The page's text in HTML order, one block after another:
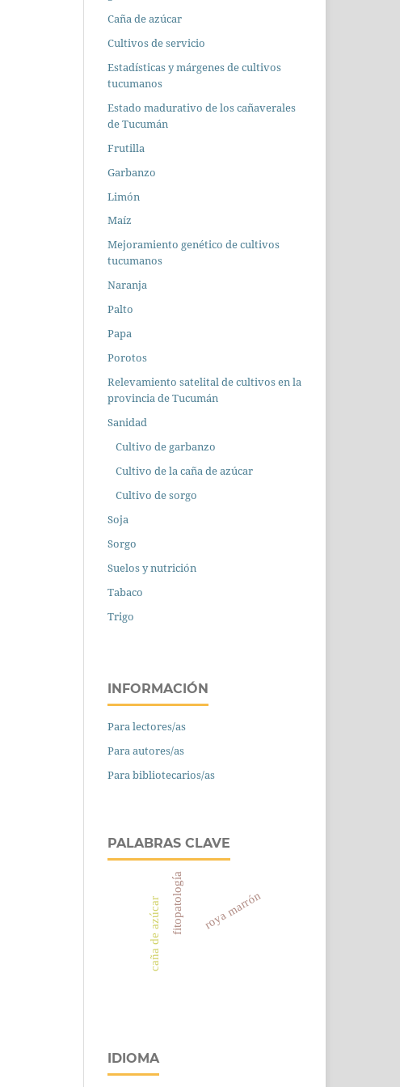
Caña de azúcar
Cultivos de servicio
Estadísticas y márgenes de cultivos
tucumanos
Estado madurativo de los cañaverales
de Tucumán
Frutilla
Garbanzo
Limón
Maíz
Mejoramiento genético de cultivos
tucumanos
Naranja
Palto
Papa
Porotos
Relevamiento satelital de cultivos en la
provincia de Tucumán
Sanidad
Cultivo de garbanzo
Cultivo de la caña de azúcar
Cultivo de sorgo
Soja
Sorgo
Suelos y nutrición
Tabaco
Trigo
INFORMACIÓN
Para lectores/as
Para autores/as
Para bibliotecarios/as
PALABRAS CLAVE
caña de azúcar fitopatología roya marrón
IDIOMA